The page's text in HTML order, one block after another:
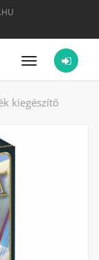
Menü
kiegészítő